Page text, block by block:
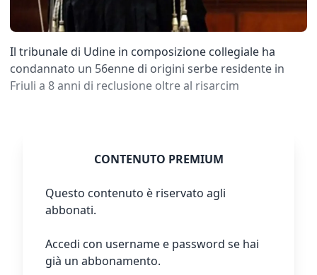
Il tribunale di Udine in composizione collegiale ha
condannato un 56enne di origini serbe residente in
Friuli a 8 anni di reclusione oltre al risarcim
CONTENUTO PREMIUM
Questo contenuto è riservato agli
abbonati.
Accedi con username e password se hai
già un abbonamento.